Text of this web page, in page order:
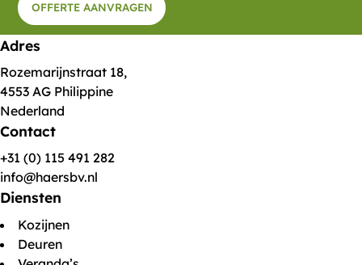
OFFERTE AANVRAGEN
Adres
Rozemarijnstraat 18,
4553 AG Philippine
Nederland
Contact
+31 (0) 115 491 282
info@haersbv.nl
Diensten
Kozijnen
Deuren